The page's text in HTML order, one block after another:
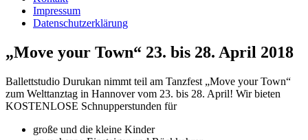
Impressum
Datenschutzerklärung
„Move your Town“ 23. bis 28. April 2018
Ballettstudio Durukan nimmt teil am Tanzfest „Move your Town“
zum Welttanztag in Hannover vom 23. bis 28. April! Wir bieten
KOSTENLOSE Schnupperstunden für
große und die kleine Kinder